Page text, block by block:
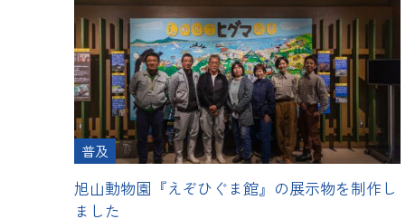
普及
旭山動物園『えぞひぐま館』の展示物を制作し
ました